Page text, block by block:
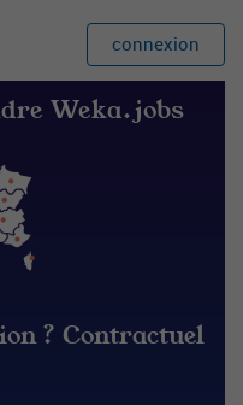
connexion
Weka.jobs
? Contractuel